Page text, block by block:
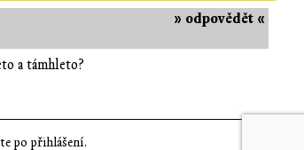
» odpovědět «
a támhleto?
po přihlášení.